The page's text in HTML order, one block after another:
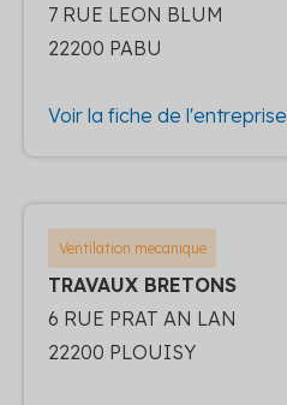
7 RUE LEON BLUM
22200 PABU
Voir la fiche de l'entreprise
Ventilation mecanique
TRAVAUX BRETONS
6 RUE PRAT AN LAN
22200 PLOUISY